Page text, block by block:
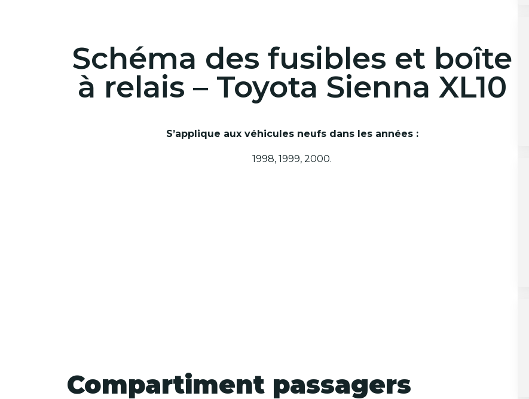
Schéma des fusibles et boîte
à relais – Toyota Sienna XL10
S’applique aux véhicules neufs dans les années :
1998, 1999, 2000.
Compartiment passagers